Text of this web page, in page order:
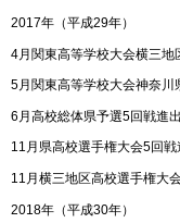
2017年（平成29年）
4月関東高等学校大会横三地
5月関東高等学校大会神奈
6月高校総体県予選5回戦進出
11月県高校選手権大会5回戦
11月横三地区高校選手権大
2018年（平成30年）